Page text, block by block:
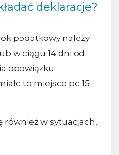
deklaracje?
podatkowy należy
w ciągu 14 dni od
obowiązku
to miejsce po 15
również w sytuacjach,